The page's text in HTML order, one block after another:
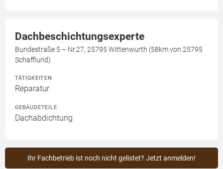
Dachbeschichtungsexperte
Bundestraße 5 – Nr.27, 25795 Wittenwurth (58km von 25795
Schafflund)
TÄTIGKEITEN
Reparatur
GEBÄUDETEILE
Dachabdichtung
Ihr Fachbetrieb ist noch nicht gelistet? Jetzt anmelden!